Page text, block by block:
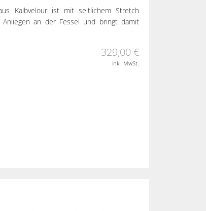
Kalbvelour ist mit seitlichem Stretch
an der Fessel und bringt damit
329,00 €
inkl. MwSt.